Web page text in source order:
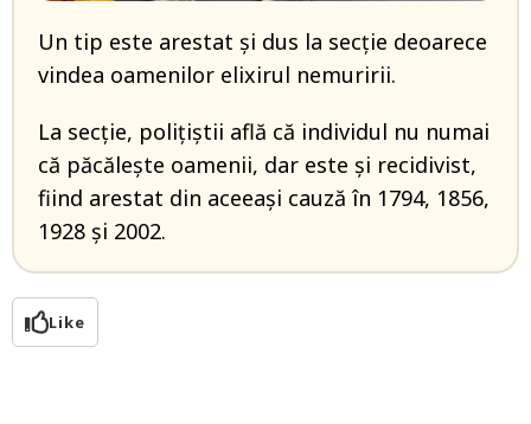
Un tip este arestat și dus la secție deoarece
vindea oamenilor elixirul nemuririi.
La secție, polițiștii află că individul nu numai
că păcălește oamenii, dar este și recidivist,
fiind arestat din aceeași cauză în 1794, 1856,
1928 și 2002.
Like